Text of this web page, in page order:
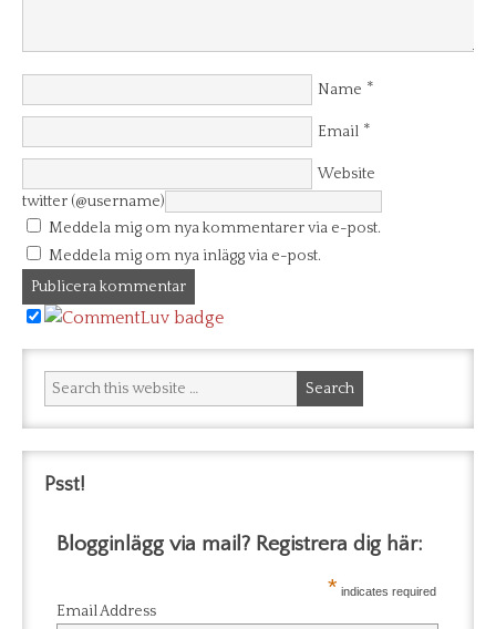
Name *
Email *
Website
twitter (@username)
Meddela mig om nya kommentarer via e-post.
Meddela mig om nya inlägg via e-post.
Psst!
Blogginlägg via mail? Registrera dig här:
* indicates required
Email Address